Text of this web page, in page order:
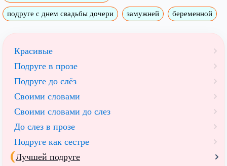
подруге с днем свадьбы дочери замужней беременной
Красивые
Подруге в прозе
Подруге до слёз
Своими словами
Своими словами до слез
До слез в прозе
Подруге как сестре
Лучшей подруге